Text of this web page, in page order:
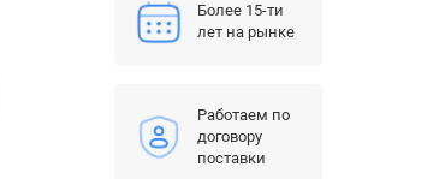
Более 15-ти
лет на рынке
Работаем по
договору
поставки